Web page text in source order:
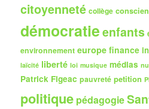
citoyenneté collège
démocratieenfants
environnement europe finance
laïcité liberté loi musique médias
Patrick Figeac pauvreté petition
politique pédagogie